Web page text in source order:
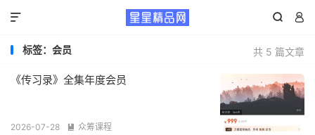
 

共 5 篇文章
标签：会员
《传习录》全集年度会员
2026-07-28  众筹课程